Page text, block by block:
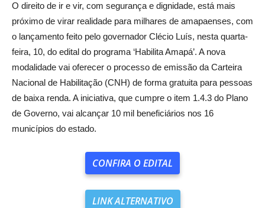
O direito de ir e vir, com segurança e dignidade, está mais
próximo de virar realidade para milhares de amapaenses, com
o lançamento feito pelo governador Clécio Luís, nesta quarta-
feira, 10, do edital do programa ‘Habilita Amapá’. A nova
modalidade vai oferecer o processo de emissão da Carteira
Nacional de Habilitação (CNH) de forma gratuita para pessoas
de baixa renda. A iniciativa, que cumpre o item 1.4.3 do Plano
de Governo, vai alcançar 10 mil beneficiários nos 16
municípios do estado.
CONFIRA O EDITAL
LINK ALTERNATIVO